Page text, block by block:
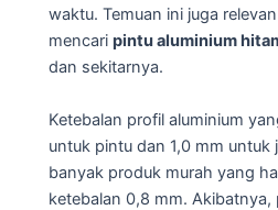
waktu. Temuan ini juga
mencari pintu aluminium
dan sekitarnya.
Ketebalan profil aluminium
untuk pintu dan 1,0 mm untuk
banyak produk murah yang
ketebalan 0,8 mm.